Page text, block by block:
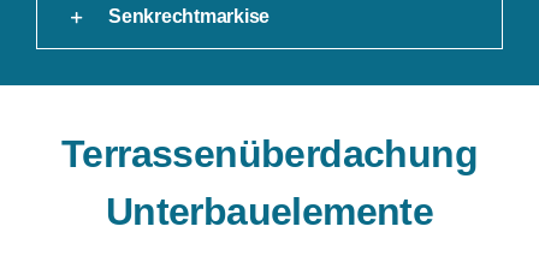
Senkrechtmarkise
Terrassenüberdachung
Unterbauelemente